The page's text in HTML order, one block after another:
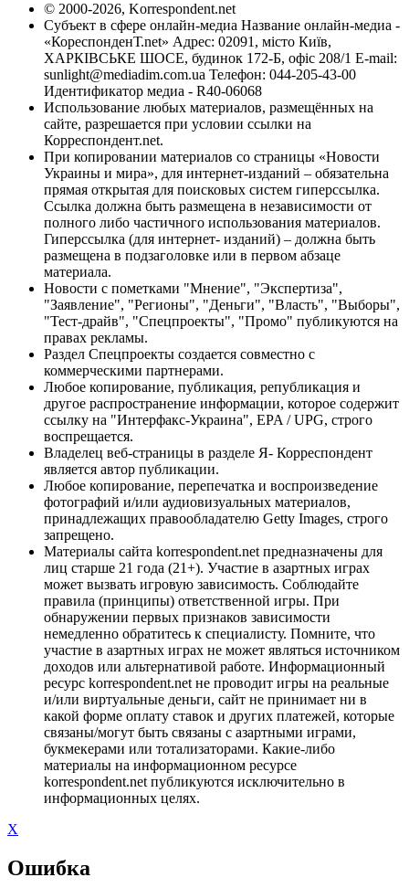
© 2000-2026, Korrespondent.net
Субъект в сфере онлайн-медиа Название онлайн-медиа -
«КореспонденТ.net» Адрес: 02091, місто Київ,
ХАРКІВСЬКЕ ШОСЕ, будинок 172-Б, офіс 208/1 E-mail:
sunlight@mediadim.com.ua Телефон: 044-205-43-00
Идентификатор медиа - R40-06068
Использование любых материалов, размещённых на
сайте, разрешается при условии ссылки на
Корреспондент.net.
При копировании материалов со страницы «Новости
Украины и мира», для интернет-изданий – обязательна
прямая открытая для поисковых систем гиперссылка.
Ссылка должна быть размещена в независимости от
полного либо частичного использования материалов.
Гиперссылка (для интернет- изданий) – должна быть
размещена в подзаголовке или в первом абзаце
материала.
Новости с пометками "Мнение", "Экспертиза",
"Заявление", "Регионы", "Деньги", "Власть", "Выборы",
"Тест-драйв", "Спецпроекты", "Промо" публикуются на
правах рекламы.
Раздел Спецпроекты создается совместно с
коммерческими партнерами.
Любое копирование, публикация, републикация и
другое распространение информации, которое содержит
ссылку на "Интерфакс-Украина", EPA / UPG, строго
воспрещается.
Владелец веб-страницы в разделе Я- Корреспондент
является автор публикации.
Любое копирование, перепечатка и воспроизведение
фотографий и/или аудиовизуальных материалов,
принадлежащих правообладателю Getty Images, строго
запрещено.
Материалы сайта korrespondent.net предназначены для
лиц старше 21 года (21+). Участие в азартных играх
может вызвать игровую зависимость. Соблюдайте
правила (принципы) ответственной игры. При
обнаружении первых признаков зависимости
немедленно обратитесь к специалисту. Помните, что
участие в азартных играх не может являться источником
доходов или альтернативой работе. Информационный
ресурс korrespondent.net не проводит игры на реальные
и/или виртуальные деньги, сайт не принимает ни в
какой форме оплату ставок и других платежей, которые
связаны/могут быть связаны с азартными играми,
букмекерами или тотализаторами. Какие-либо
материалы на информационном ресурсе
korrespondent.net публикуются исключительно в
информационных целях.
X
Ошибка